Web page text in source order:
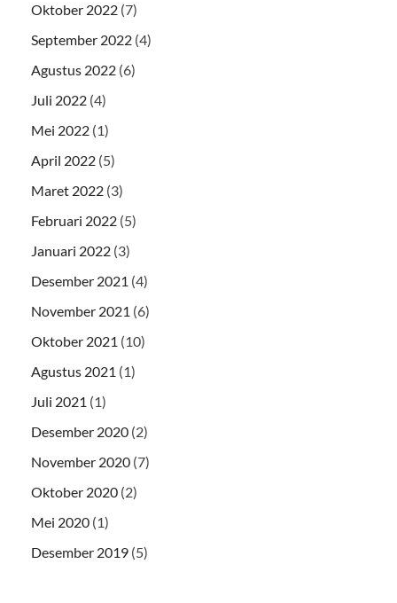
Oktober 2022 (7)
September 2022 (4)
Agustus 2022 (6)
Juli 2022 (4)
Mei 2022 (1)
April 2022 (5)
Maret 2022 (3)
Februari 2022 (5)
Januari 2022 (3)
Desember 2021 (4)
November 2021 (6)
Oktober 2021 (10)
Agustus 2021 (1)
Juli 2021 (1)
Desember 2020 (2)
November 2020 (7)
Oktober 2020 (2)
Mei 2020 (1)
Desember 2019 (5)